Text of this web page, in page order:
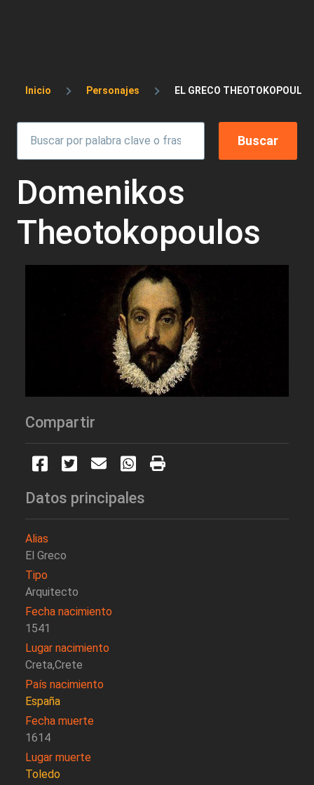
Sobrescribir enlaces de ayuda a la
Inicio Personajes EL GRECO
Domenikos
Theotokopoulos
Compartir
Datos principales
Alias
El Greco
Tipo
Arquitecto
Fecha nacimiento
1541
Lugar nacimiento
Creta,Crete
País nacimiento
España
Fecha muerte
1614
Lugar muerte
Toledo